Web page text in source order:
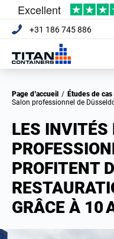
+31 186 745 886
Page d’accueil / Études de
Salon professionnel de
LES INVITÉS
PROFITENT
GRÂCE À 10